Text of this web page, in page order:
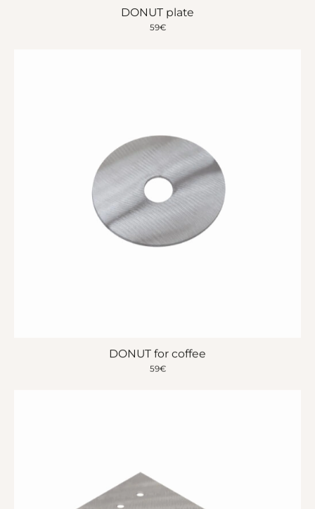
DONUT plate
59€
DONUT for coffee
59€